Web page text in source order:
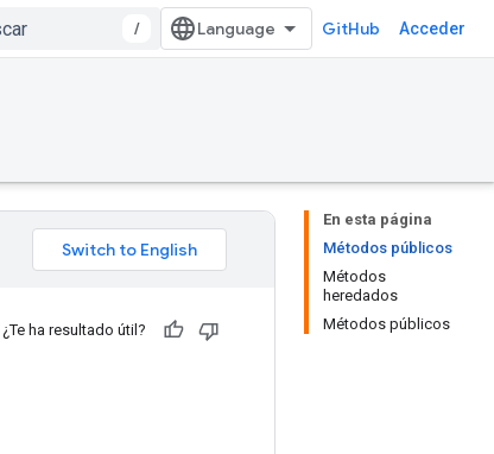
/ GitHub Acceder
En esta página
Métodos públicos
Métodos
heredados
Métodos públicos
¿Te ha resultado útil?